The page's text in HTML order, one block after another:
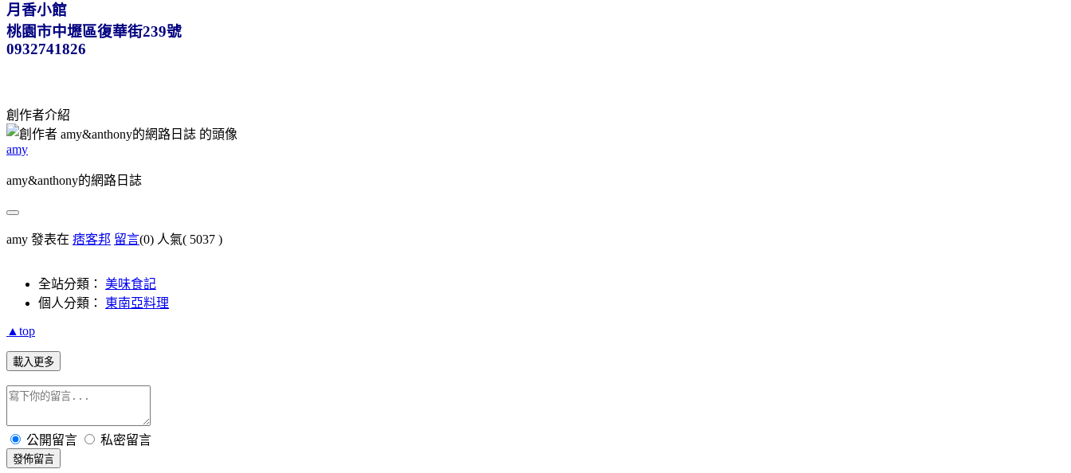
月香小館
桃園市中壢區復華街239號
0932741826
創作者介紹
amy
amy&anthony的網路日誌
amy 發表在 痞客邦 留言(0) 人氣( 5037 )
全站分類： 美味食記
個人分類： 東南亞料理
▲top
載入更多
公開留言 私密留言
發佈留言